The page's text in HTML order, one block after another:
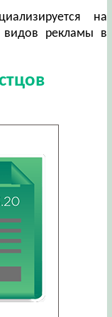
на
видов рекламы в